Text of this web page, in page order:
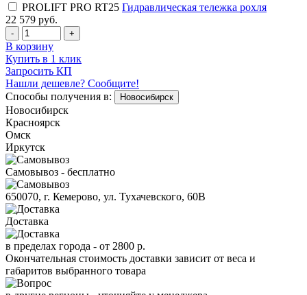
PROLIFT PRO RT25 Гидравлическая тележка рохля
22 579 руб.
- +
В корзину
Купить в 1 клик
Запросить КП
Нашли дешевле? Сообщите!
Способы получения в:
Новосибирск
Новосибирск
Красноярск
Омск
Иркутск
Самовывоз - бесплатно
650070, г. Кемерово, ул. Тухачевского, 60В
Доставка
в пределах города - от 2800 р.
Окончательная стоимость доставки зависит от веса и
габаритов выбранного товара